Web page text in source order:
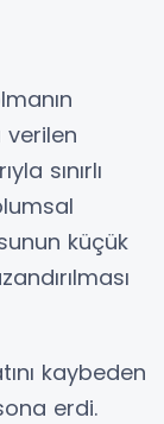
sınırlı
küçük
kaybeden
erdi.